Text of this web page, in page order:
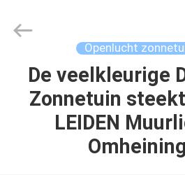
HUIS
PRODUCTEN
Ltd..
Openlucht
De veelkleurige
Zonnetuin
LEIDEN